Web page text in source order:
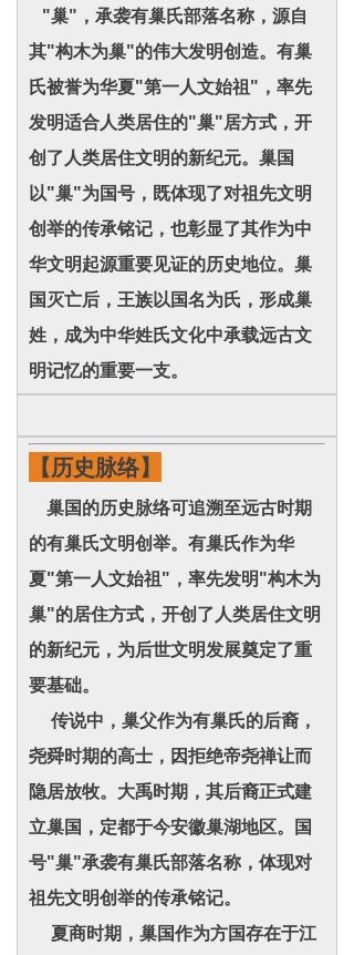
"巢"，承袭有巢氏部落名称，源自
其"构木为巢"的伟大发明创造。有巢
氏被誉为华夏"第一人文始祖"，率先
发明适合人类居住的"巢"居方式，开
创了人类居住文明的新纪元。巢国
以"巢"为国号，既体现了对祖先文明
创举的传承铭记，也彰显了其作为中
华文明起源重要见证的历史地位。巢
国灭亡后，王族以国名为氏，形成巢
姓，成为中华姓氏文化中承载远古文
明记忆的重要一支。
【历史脉络】
巢国的历史脉络可追溯至远古时期
的有巢氏文明创举。有巢氏作为华
夏"第一人文始祖"，率先发明"构木为
巢"的居住方式，开创了人类居住文明
的新纪元，为后世文明发展奠定了重
要基础。
传说中，巢父作为有巢氏的后裔，
尧舜时期的高士，因拒绝帝尧禅让而
隐居放牧。大禹时期，其后裔正式建
立巢国，定都于今安徽巢湖地区。国
号"巢"承袭有巢氏部落名称，体现对
祖先文明创举的传承铭记。
夏商时期，巢国作为方国存在于江